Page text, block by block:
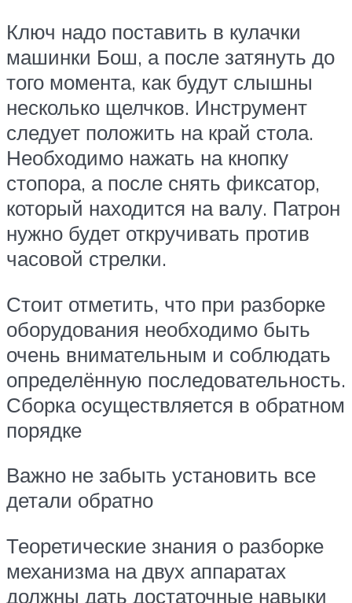
Ключ надо поставить в кулачки
машинки Бош, а после затянуть до
того момента, как будут слышны
несколько щелчков. Инструмент
следует положить на край стола.
Необходимо нажать на кнопку
стопора, а после снять фиксатор,
который находится на валу. Патрон
нужно будет откручивать против
часовой стрелки.
Стоит отметить, что при разборке
оборудования необходимо быть
очень внимательным и соблюдать
определённую последовательность.
Сборка осуществляется в обратном
порядке
Важно не забыть установить все
детали обратно
Теоретические знания о разборке
механизма на двух аппаратах
должны дать достаточные навыки